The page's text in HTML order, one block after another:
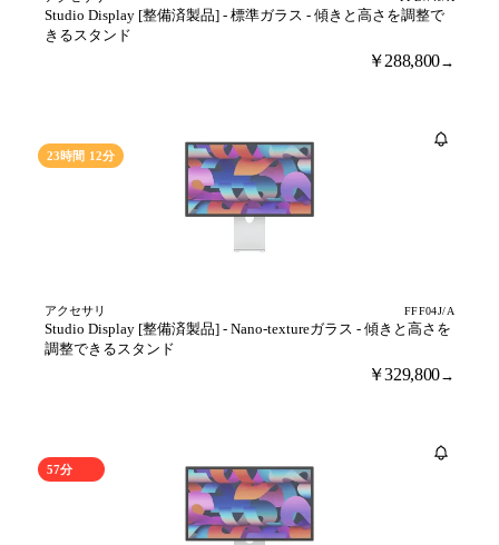
Studio Display [整備済製品] - 標準ガラス - 傾きと高さを調整で
きるスタンド
￥288,800→
23時間 12分
アクセサリ FFF04J/A
Studio Display [整備済製品] - Nano-textureガラス - 傾きと高さを
調整できるスタンド
￥329,800→
57分